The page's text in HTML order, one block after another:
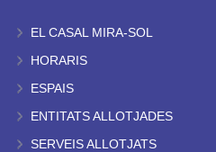
EL CASAL MIRA-SOL
HORARIS
ESPAIS
ENTITATS ALLOTJADES
SERVEIS ALLOTJATS